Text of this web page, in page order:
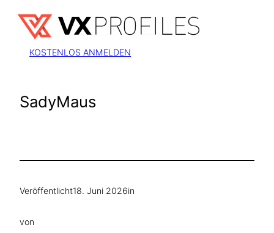
Inhalt
springen
KOSTENLOS ANMELDEN
SadyMaus
Veröffentlicht18. Juni 2026in
von